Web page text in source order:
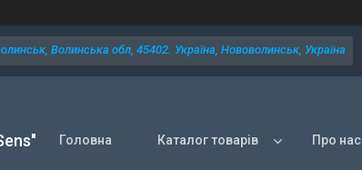
Волинська обл, 45402. Україна, Нововолинськ, Україна
Головна Каталог товарів Про нас